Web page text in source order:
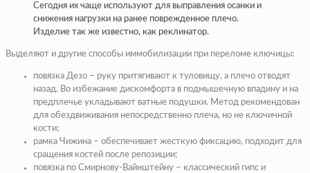
Сегодня их чаще используют для выправления осанки и
снижения нагрузки на ранее поврежденное плечо.
Изделие так же известно, как реклинатор.
Выделяют и другие способы иммобилизации при переломе ключицы:
повязка Дезо – руку притягивают к туловищу, а плечо отводят
назад. Во избежание дискомфорта в подмышечную впадину и на
предплечье укладывают ватные подушки. Метод рекомендован
для обездвиживания непосредственно плеча, но не ключичной
кости;
рамка Чижина – обеспечивает жесткую фиксацию, подходит для
сращения костей после репозиции;
повязка по Смирнову-Вайнштейну – классический гипс и